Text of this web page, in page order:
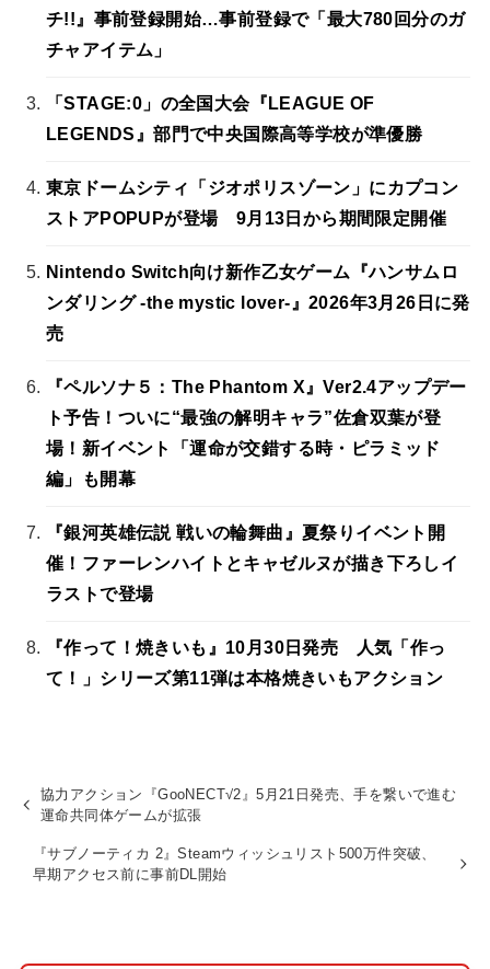
チ!!』事前登録開始…事前登録で「最大780回分のガ
チャアイテム」
「STAGE:0」の全国大会『LEAGUE OF
LEGENDS』部門で中央国際高等学校が準優勝
東京ドームシティ「ジオポリスゾーン」にカプコン
ストアPOPUPが登場 9月13日から期間限定開催
Nintendo Switch向け新作乙女ゲーム『ハンサムロ
ンダリング -the mystic lover-』2026年3月26日に発
売
『ペルソナ５：The Phantom X』Ver2.4アップデー
ト予告！ついに“最強の解明キャラ”佐倉双葉が登
場！新イベント「運命が交錯する時・ピラミッド
編」も開幕
『銀河英雄伝説 戦いの輪舞曲』夏祭りイベント開
催！ファーレンハイトとキャゼルヌが描き下ろしイ
ラストで登場
『作って！焼きいも』10月30日発売 人気「作っ
て！」シリーズ第11弾は本格焼きいもアクション
協力アクション『GooNECT√2』5月21日発売、手を繋いで進む
運命共同体ゲームが拡張
『サブノーティカ 2』Steamウィッシュリスト500万件突破、
早期アクセス前に事前DL開始